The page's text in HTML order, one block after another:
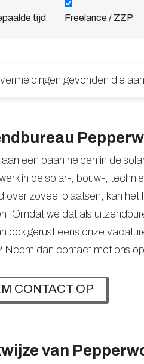
tijd Freelance / ZZP
gevonden die
een baan helpen in de
in de solar-, bouw-,
over zoveel plaatsen, kan het
Omdat we dat als
ook gerust eens onze
Neem dan contact met ons
CONTACT OP
van